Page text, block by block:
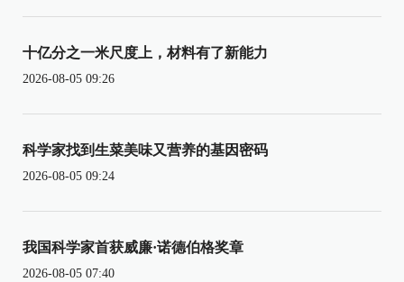
十亿分之一米尺度上，材料有了新能力
2026-08-05 09:26
科学家找到生菜美味又营养的基因密码
2026-08-05 09:24
我国科学家首获威廉·诺德伯格奖章
2026-08-05 07:40